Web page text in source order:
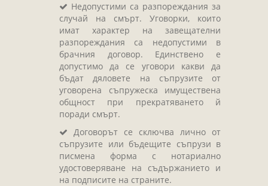
Недопустими са разпореждания за
случай на смърт. Уговорки, които
имат характер на завещателни
разпореждания са недопустими в
брачния договор. Единствено е
допустимо да се уговори какви да
бъдат дяловете на съпрузите от
уговорена съпружеска имуществена
общност при прекратяването й
поради смърт.
Договорът се сключва лично от
съпрузите или бъдещите съпрузи в
писмена форма с нотариално
удостоверяване на съдържанието и
на подписите на страните.